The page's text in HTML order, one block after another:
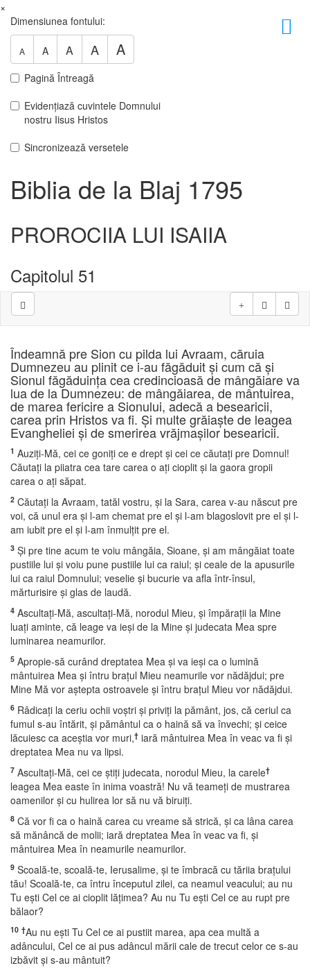
×
Dimensiunea fontului:
A A A A A
Pagină Întreagă
Evidențiază cuvintele Domnului
nostru Iisus Hristos
Sincronizează versetele
Biblia de la Blaj 1795
PROROCIIA LUI ISAIIA
Capitolul 51
Îndeamnă pre Sion cu pilda lui Avraam, căruia
Dumnezeu au plinit ce i-au făgăduit şi cum că şi
Sionul făgăduinţa cea credincioasă de mângăiare va
lua de la Dumnezeu: de mângăiarea, de mântuirea,
de marea fericire a Sionului, adecă a besearicii,
carea prin Hristos va fi. Şi multe grăiaşte de leagea
Evangheliei şi de smerirea vrăjmaşilor besearicii.
1 Auziţi-Mă, cei ce goniţi ce e drept şi cei ce căutaţi pre Domnul!
Căutaţi la piiatra cea tare carea o aţi cioplit şi la gaora gropii
carea o aţi săpat.
2 Căutaţi la Avraam, tatăl vostru, şi la Sara, carea v-au născut pre
voi, că unul era şi l-am chemat pre el şi l-am blagoslovit pre el şi l-
am iubit pre el şi l-am înmulţit pre el.
3 Şi pre tine acum te voiu mângăia, Sioane, şi am mângăiat toate
pustiile lui şi voiu pune pustiile lui ca raiul; şi ceale de la apusurile
lui ca raiul Domnului; veselie şi bucurie va afla într-însul,
mărturisire şi glas de laudă.
4 Ascultaţi-Mă, ascultaţi-Mă, norodul Mieu, şi împăraţii la Mine
luaţi aminte, că leage va ieşi de la Mine şi judecata Mea spre
luminarea neamurilor.
5 Apropie-să curând dreptatea Mea şi va ieşi ca o lumină
mântuirea Mea şi întru braţul Mieu neamurile vor nădăjdui; pre
Mine Mă vor aştepta ostroavele şi întru braţul Mieu vor nădăjdui.
6 Râdicaţi la ceriu ochii voştri şi priviţi la pământ, jos, că ceriul ca
fumul s-au întărit, şi pământul ca o haină să va învechi; şi ceice
lăcuiesc ca aceştia vor muri,† iară mântuirea Mea în veac va fi şi
dreptatea Mea nu va lipsi.
7 Ascultaţi-Mă, cei ce ştiţi judecata, norodul Mieu, la carele†
leagea Mea easte în inima voastră! Nu vă teameţi de mustrarea
oamenilor şi cu hulirea lor să nu vă biruiţi.
8 Că vor fi ca o haină carea cu vreame să strică, şi ca lâna carea
să mănâncă de molii; iară dreptatea Mea în veac va fi, şi
mântuirea Mea în neamurile neamurilor.
9 Scoală-te, scoală-te, Ierusalime, şi te îmbracă cu tăriia braţului
tău! Scoală-te, ca întru începutul zilei, ca neamul veacului; au nu
Tu eşti Cel ce ai cioplit lăţimea? Au nu Tu eşti Cel ce au rupt pre
bălaor?
10 †Au nu eşti Tu Cel ce ai pustiit marea, apa cea multă a
adâncului, Cel ce ai pus adâncul mării cale de trecut celor ce s-au
izbăvit şi s-au mântuit?